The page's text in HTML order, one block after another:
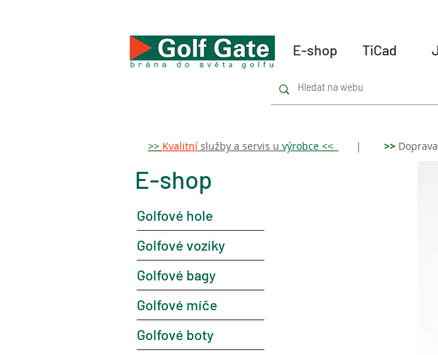
E-shop TiCad
>> Kvalitníslužby a servis u výrobce << | >> Doprava
E-shop
Golfové hole
Golfové vozíky
Golfové bagy
Golfové míče
Golfové boty